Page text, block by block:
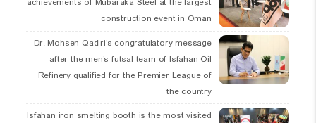
construction event in Oman
Dr. Mohsen Qadiri’s congratulatory message
after the men’s futsal team of Isfahan Oil
Refinery qualified for the Premier League of
the country
Isfahan iron smelting booth is the most visited